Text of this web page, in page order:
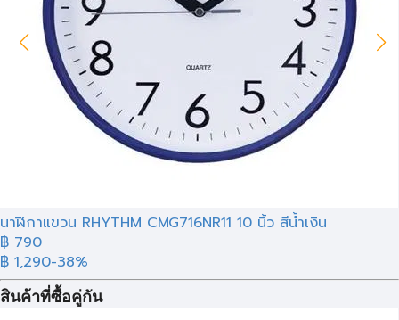
นาฬิกาแขวน RHYTHM CMG716NR11 10 นิ้ว สีน้ำเงิน
฿ 790
฿ 1,290-38%
สินค้าที่ซื้อคู่กัน